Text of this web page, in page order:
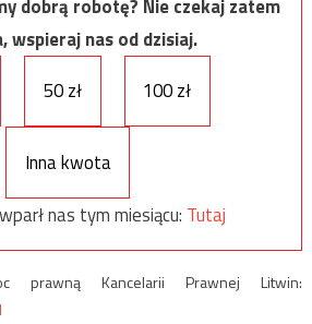
dobrą robotę? Nie czekaj zatem
wspieraj nas od dzisiaj.
50 zł 100 zł
Inna kwota
nas tym miesiącu: Tutaj
prawną Kancelarii Prawnej Litwin: